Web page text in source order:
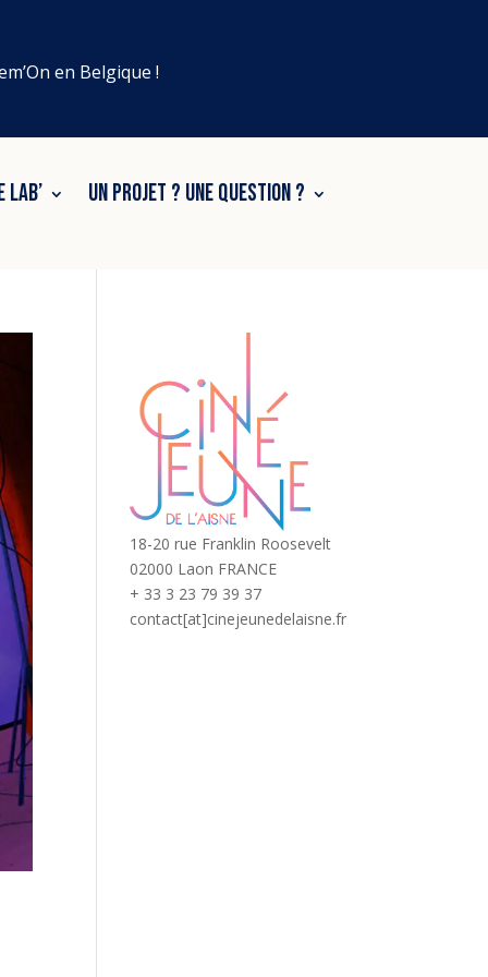
en Belgique !
LAB’ UN PROJET ? UNE QUESTION ?
18-20 rue Franklin Roosevelt
02000 Laon FRANCE
+ 33 3 23 79 39 37
contact[at]cinejeunedelaisne.fr